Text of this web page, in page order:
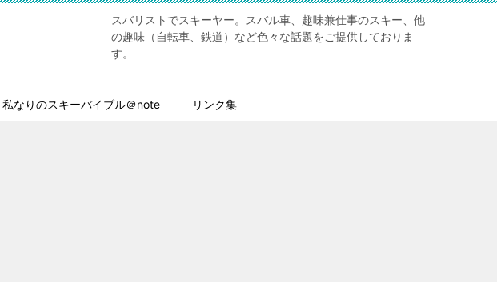
スバリストでスキーヤー。スバル車、趣味兼仕事のスキー、他
の趣味（自転車、鉄道）など色々な話題をご提供しておりま
す。
私なりのスキーバイブル＠note リンク集